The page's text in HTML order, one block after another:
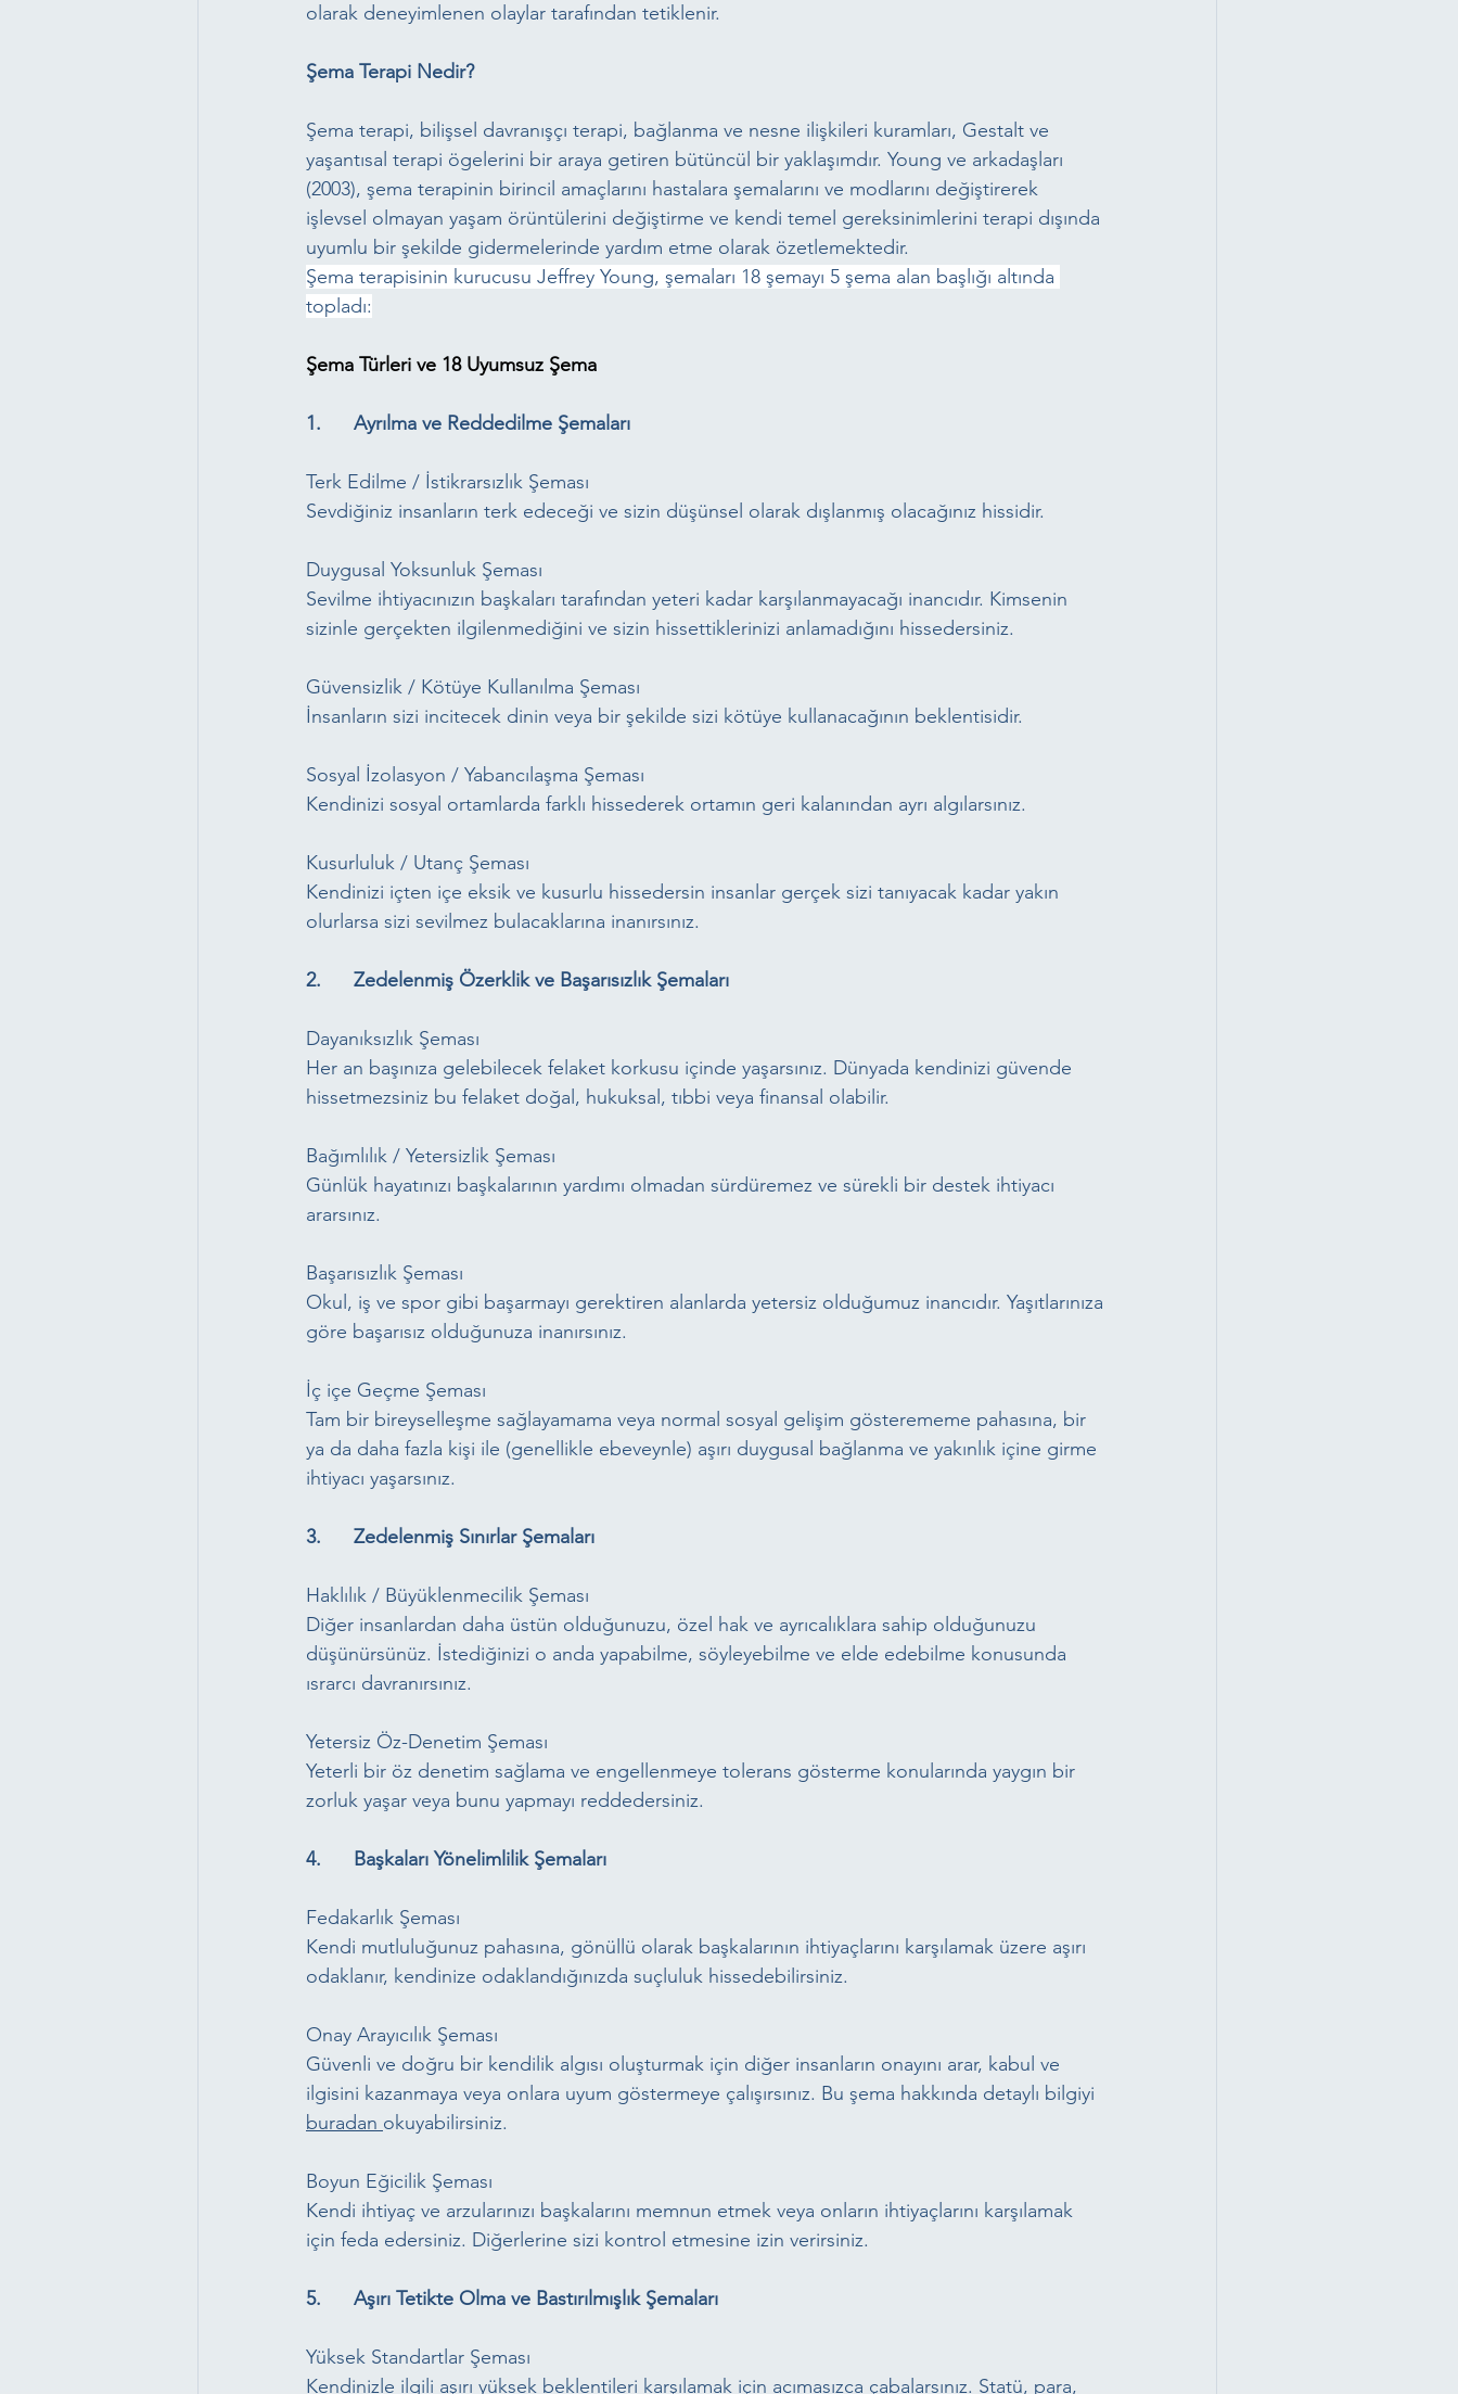
olarak deneyimlenen olaylar tarafından tetiklenir.
Şema Terapi Nedir?
Şema terapi, bilişsel davranışçı terapi, bağlanma ve nesne ilişkileri kuramları, Gestalt ve
yaşantısal terapi ögelerini bir araya getiren bütüncül bir yaklaşımdır. Young ve arkadaşları
(2003), şema terapinin birincil amaçlarını hastalara şemalarını ve modlarını değiştirerek
işlevsel olmayan yaşam örüntülerini değiştirme ve kendi temel gereksinimlerini terapi dışında
uyumlu bir şekilde gidermelerinde yardım etme olarak özetlemektedir.
Şema terapisinin kurucusu Jeffrey Young, şemaları 18 şemayı 5 şema alan başlığı altında
topladı:
Şema Türleri ve 18 Uyumsuz Şema
1.      Ayrılma ve Reddedilme Şemaları
Terk Edilme / İstikrarsızlık Şeması
Sevdiğiniz insanların terk edeceği ve sizin düşünsel olarak dışlanmış olacağınız hissidir.
Duygusal Yoksunluk Şeması
Sevilme ihtiyacınızın başkaları tarafından yeteri kadar karşılanmayacağı inancıdır. Kimsenin
sizinle gerçekten ilgilenmediğini ve sizin hissettiklerinizi anlamadığını hissedersiniz.
Güvensizlik / Kötüye Kullanılma Şeması
İnsanların sizi incitecek dinin veya bir şekilde sizi kötüye kullanacağının beklentisidir.
Sosyal İzolasyon / Yabancılaşma Şeması
Kendinizi sosyal ortamlarda farklı hissederek ortamın geri kalanından ayrı algılarsınız.
Kusurluluk / Utanç Şeması
Kendinizi içten içe eksik ve kusurlu hissedersin insanlar gerçek sizi tanıyacak kadar yakın
olurlarsa sizi sevilmez bulacaklarına inanırsınız.
2.      Zedelenmiş Özerklik ve Başarısızlık Şemaları
Dayanıksızlık Şeması
Her an başınıza gelebilecek felaket korkusu içinde yaşarsınız. Dünyada kendinizi güvende
hissetmezsiniz bu felaket doğal, hukuksal, tıbbi veya finansal olabilir.
Bağımlılık / Yetersizlik Şeması
Günlük hayatınızı başkalarının yardımı olmadan sürdüremez ve sürekli bir destek ihtiyacı
ararsınız.
Başarısızlık Şeması
Okul, iş ve spor gibi başarmayı gerektiren alanlarda yetersiz olduğumuz inancıdır. Yaşıtlarınıza
göre başarısız olduğunuza inanırsınız.
İç içe Geçme Şeması
Tam bir bireyselleşme sağlayamama veya normal sosyal gelişim gösterememe pahasına, bir
ya da daha fazla kişi ile (genellikle ebeveynle) aşırı duygusal bağlanma ve yakınlık içine girme
ihtiyacı yaşarsınız.
3.      Zedelenmiş Sınırlar Şemaları
Haklılık / Büyüklenmecilik Şeması
Diğer insanlardan daha üstün olduğunuzu, özel hak ve ayrıcalıklara sahip olduğunuzu
düşünürsünüz. İstediğinizi o anda yapabilme, söyleyebilme ve elde edebilme konusunda
ısrarcı davranırsınız.
Yetersiz Öz-Denetim Şeması
Yeterli bir öz denetim sağlama ve engellenmeye tolerans gösterme konularında yaygın bir
zorluk yaşar veya bunu yapmayı reddedersiniz.
4.      Başkaları Yönelimlilik Şemaları
Fedakarlık Şeması
Kendi mutluluğunuz pahasına, gönüllü olarak başkalarının ihtiyaçlarını karşılamak üzere aşırı
odaklanır, kendinize odaklandığınızda suçluluk hissedebilirsiniz.
Onay Arayıcılık Şeması
Güvenli ve doğru bir kendilik algısı oluşturmak için diğer insanların onayını arar, kabul ve
ilgisini kazanmaya veya onlara uyum göstermeye çalışırsınız. Bu şema hakkında detaylı bilgiyi
buradan okuyabilirsiniz.
Boyun Eğicilik Şeması
Kendi ihtiyaç ve arzularınızı başkalarını memnun etmek veya onların ihtiyaçlarını karşılamak
için feda edersiniz. Diğerlerine sizi kontrol etmesine izin verirsiniz.
5.      Aşırı Tetikte Olma ve Bastırılmışlık Şemaları
Yüksek Standartlar Şeması
Kendinizle ilgili aşırı yüksek beklentileri karşılamak için acımasızca çabalarsınız. Statü, para,